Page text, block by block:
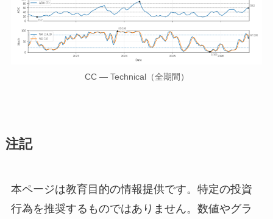
CC — Technical（全期間）
注記
本ページは教育目的の情報提供です。特定の投資
行為を推奨するものではありません。数値やグラ